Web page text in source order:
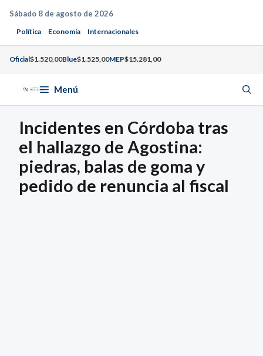
Saltar
contenido
Sábado 8 de agosto de 2026
Política Economía Internacionales
Oficial$1.520,00Blue$1.525,00MEP$15.281,00
Menú
Incidentes en Córdoba tras
el hallazgo de Agostina:
piedras, balas de goma y
pedido de renuncia al fiscal